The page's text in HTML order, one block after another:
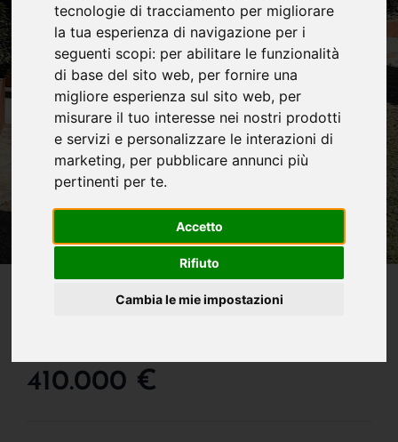
tecnologie di tracciamento per migliorare
la tua esperienza di navigazione per i
seguenti scopi: per abilitare le funzionalità
di base del sito web, per fornire una
migliore esperienza sul sito web, per
misurare il tuo interesse nei nostri prodotti
e servizi e personalizzare le interazioni di
marketing, per pubblicare annunci più
pertinenti per te.
Accetto
Rifiuto
Cambia le mie impostazioni
IN VENDITA
Appartamento In Vendita
410.000 €